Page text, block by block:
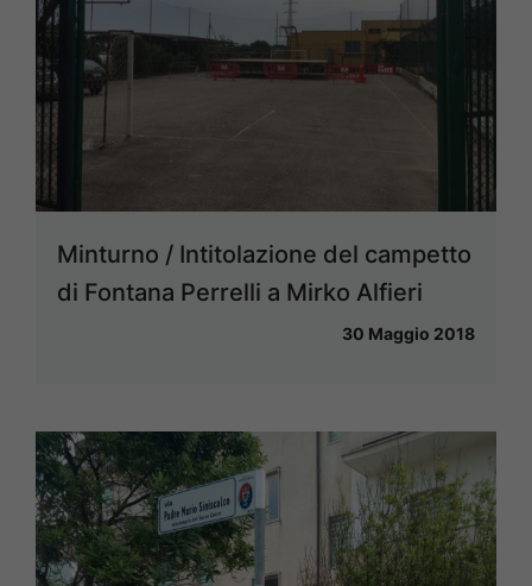
Minturno / Intitolazione del campetto
di Fontana Perrelli a Mirko Alfieri
30 Maggio 2018